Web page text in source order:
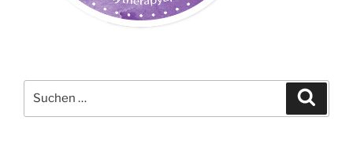
nach: